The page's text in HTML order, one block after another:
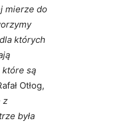
mierze do
których
które są
Otłog,
z
była